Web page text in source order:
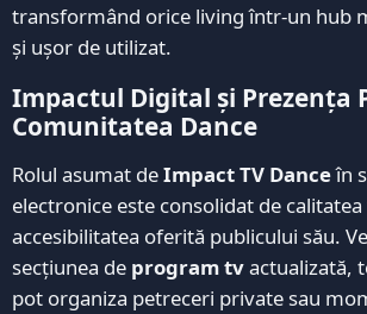
transformând orice living într-un hub
și ușor de utilizat.
Impactul Digital și Prezența
Comunitatea Dance
Rolul asumat deImpact TV Danceîn
electronice este consolidat de
accesibilitatea oferită publicului său.
secțiunea de program tvactualizată,
pot organiza petreceri private sau